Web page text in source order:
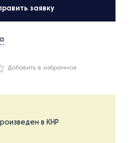
заявку
Добавить в избранное
в КНР